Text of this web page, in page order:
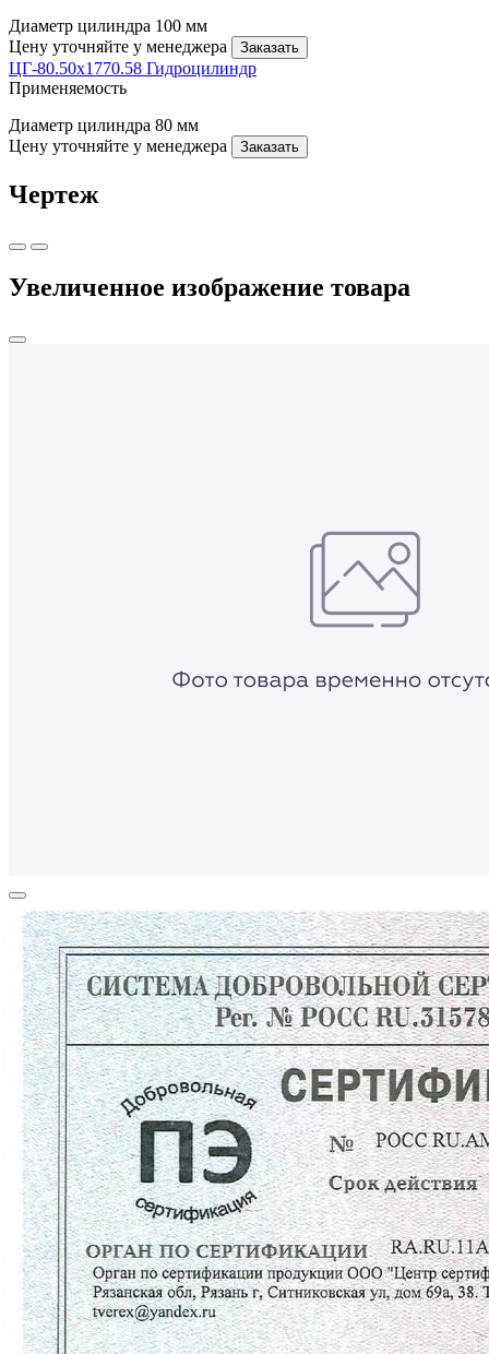
Диаметр цилиндра 100 мм
Цену уточняйте у менеджера
Заказать
ЦГ-80.50х1770.58 Гидроцилиндр
Применяемость
Диаметр цилиндра 80 мм
Цену уточняйте у менеджера
Заказать
Чертеж
Увеличенное изображение товара